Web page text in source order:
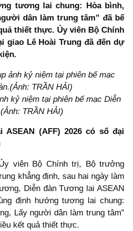
tương lai chung: Hòa bình,
dân làm trung tâm” đã bế
thiết thực. Ủy viên Bộ Chính
giao Lê Hoài Trung đã đến dự
kỷ niệm tại phiên bế mạc Diễn
TRẦN HẢI)
ASEAN (AFF) 2026 có số đại
viên Bộ Chính trị, Bộ trưởng
khẳng định, sau hai ngày làm
Diễn đàn Tương lai ASEAN
định hướng tương lai chung:
Lấy người dân làm trung tâm”
kết quả thiết thực.